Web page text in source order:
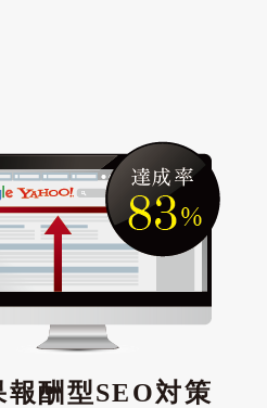
報酬型SEO対策